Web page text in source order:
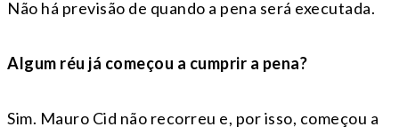
Não há previsão de quando a pena será executada.
Algum réu já começou a cumprir a pena?
Sim. Mauro Cid não recorreu e, por isso, começou a